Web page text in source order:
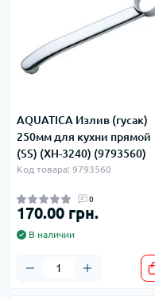
AQUATICA Излив (гусак)
250мм для кухни прямой
(SS) (XH-3240) (9793560)
Код товара: 9793560
0
170.00 грн.
В наличии